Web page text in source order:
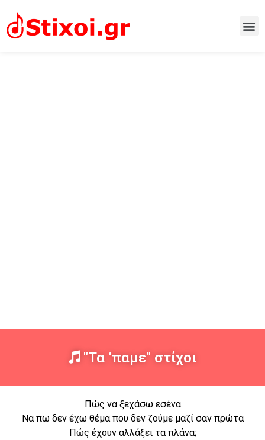
"Τα ‘παμε" στίχοι
Πώς να ξεχάσω εσένα
Να πω δεν έχω θέμα που δεν ζούμε μαζί σαν πρώτα
Πώς έχουν αλλάξει τα πλάνα;